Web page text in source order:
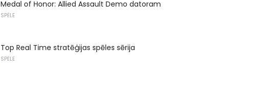
Medal of Honor: Allied Assault Demo datoram
SPĒLE
Top Real Time stratēģijas spēles sērija
SPĒLE